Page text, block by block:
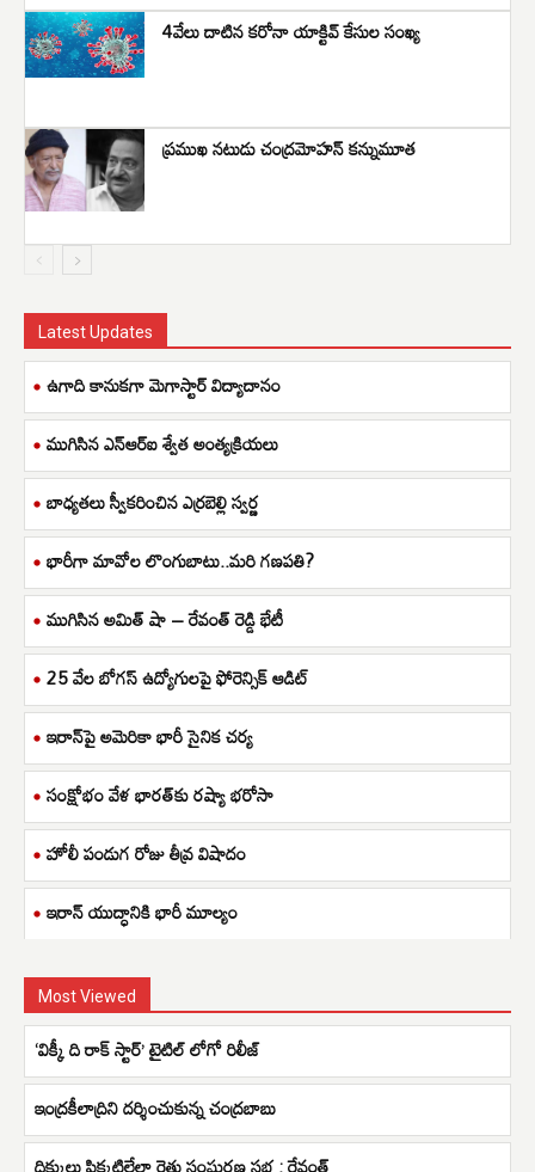
4వేలు దాటిన కరోనా యాక్టివ్ కేసుల సంఖ్య
ప్రముఖ నటుడు చంద్రమోహన్‌ కన్నుమూత
Latest Updates
ఉగాది కానుకగా మెగాస్టార్ విద్యాదానం
ముగిసిన ఎన్ఆర్ఐ శ్వేత అంత్యక్రియలు
బాధ్యతలు స్వీకరించిన ఎర్రబెల్లి స్వర్ణ
భారీగా మావోల లొంగుబాటు..మరి గణపతి?
ముగిసిన అమిత్ షా – రేవంత్ రెడ్డి భేటీ
25 వేల బోగస్ ఉద్యోగులపై ఫోరెన్సిక్ ఆడిట్
ఇరాన్‌పై అమెరికా భారీ సైనిక చర్య
సంక్షోభం వేళ భారత్‌కు రష్యా భరోసా
హోలీ పండుగ రోజు తీవ్ర విషాదం
ఇరాన్ యుద్ధానికి భారీ మూల్యం
Most Viewed
‘విక్కీ ది రాక్ స్టార్’ టైటిల్ లోగో రిలీజ్
ఇంద్రకీలాద్రిని దర్శించుకున్న చంద్రబాబు